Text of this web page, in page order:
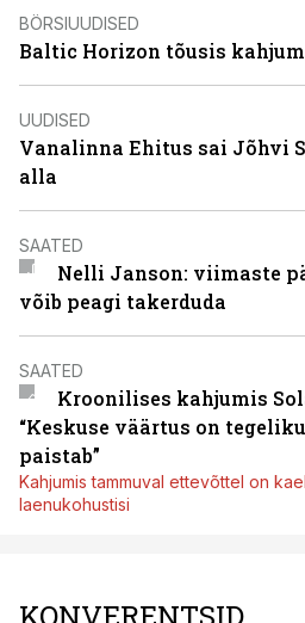
BÖRSIUUDISED
Baltic Horizon tõusis
UUDISED
Vanalinna Ehitus sai Jõhvi
alla
SAATED
Nelli Janson: viimaste
võib peagi takerduda
SAATED
Kroonilises kahjumis
“Keskuse väärtus on
paistab”
Kahjumis tammuval ettevõttel on
laenukohustisi